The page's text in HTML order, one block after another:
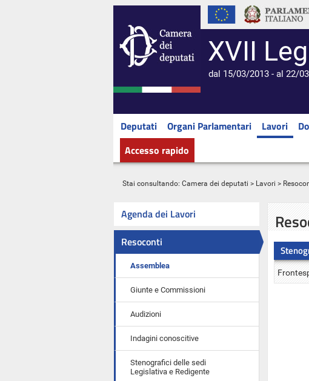
XVII
dal 15/03/2013 - al 22/
Deputati Organi Parlamentari Lavori
Accesso rapido
Stai consultando: Camera dei deputati > Lavori >
Agenda dei Lavori
Resoconti
Assemblea
Giunte e Commissioni
Audizioni
Indagini conoscitive
Stenografici delle sedi
Legislativa e Redigente